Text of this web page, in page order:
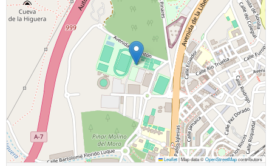
Leaflet|Map data ©OpenStreetMapcontributors